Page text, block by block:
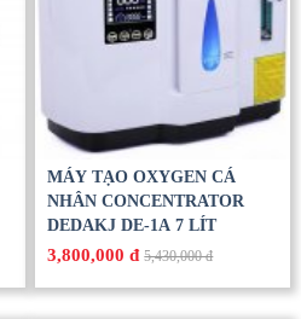
Máy tạo oxy y tế Yuwell 7F-3N
/ 7F-3NW
9,500,000 đ